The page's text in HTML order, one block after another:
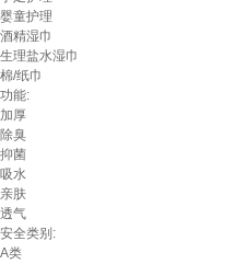
婴童护理
酒精湿巾
生理盐水湿巾
棉/纸巾
功能:
加厚
除臭
抑菌
吸水
亲肤
透气
安全类别:
A类